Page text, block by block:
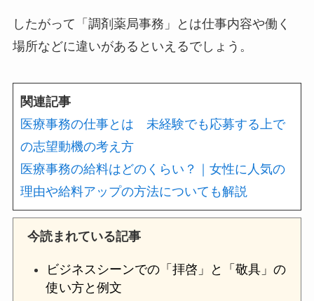
したがって「調剤薬局事務」とは仕事内容や働く
場所などに違いがあるといえるでしょう。
関連記事
医療事務の仕事とは 未経験でも応募する上で
の志望動機の考え方
医療事務の給料はどのくらい？｜女性に人気の
理由や給料アップの方法についても解説
今読まれている記事
ビジネスシーンでの「拝啓」と「敬具」の
使い方と例文